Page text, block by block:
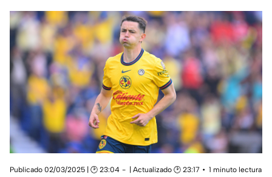
Publicado 02/03/2025 | 🕑 23:04 | Actualizado 🕑 23:17
1 minuto lectura